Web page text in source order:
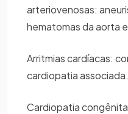
arteriovenosas:
hematomas da aorta
Arritmias cardíacas:
cardiopatia associada.
Cardiopatia